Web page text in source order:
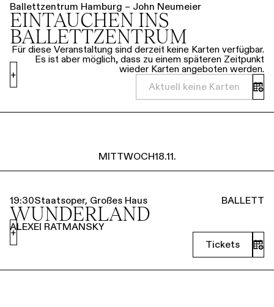
Ballettzentrum Hamburg – John Neumeier
EINTAUCHEN INS
BALLETTZENTRUM
Für diese Veranstaltung sind derzeit keine Karten verfügbar.
Es ist aber möglich, dass zu einem späteren Zeitpunkt
wieder Karten angeboten werden.
Aktuell keine Karten
+
MITTWOCH18.11.
19:30Staatsoper, Großes Haus BALLETT
WUNDERLAND
ALEXEI RATMANSKY
Tickets
+